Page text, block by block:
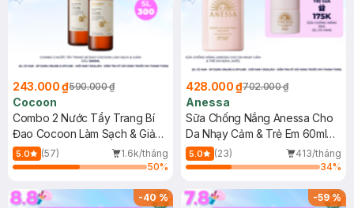
243.000 ₫590.000 ₫
Cocoon
Combo 2 Nước Tẩy Trang Bí
Đao Cocoon Làm Sạch & Giảm
Dầu 500ml
5.0 (57)
1.6k/tháng
50%
428.000 ₫702.000 ₫
Anessa
Sữa Chống Nắng Anessa Cho
Da Nhạy Cảm & Trẻ Em 60ml
(Mới)
5.0 (23)
413/tháng
34%
-40% -59%